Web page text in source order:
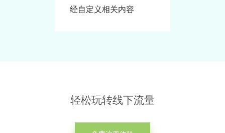
经自定义相关内容
轻松玩转线下流量